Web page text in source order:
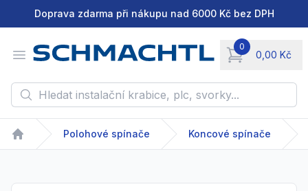
Doprava zdarma při nákupu nad 6000 Kč bez DPH
Open menu
0
0,00 Kč
items in cart,
Hledat instalační krabice, plc, svorky...
Home
Polohové spínače Koncové spínače